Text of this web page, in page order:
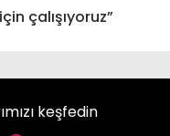
çalışıyoruz”
keşfedin